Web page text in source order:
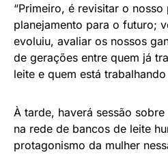
“Primeiro, é revisitar o
planejamento para o futuro;
evoluiu, avaliar os nossos
de gerações entre quem já
leite e quem está
À tarde, haverá sessão
na rede de bancos de leite
protagonismo da mulher